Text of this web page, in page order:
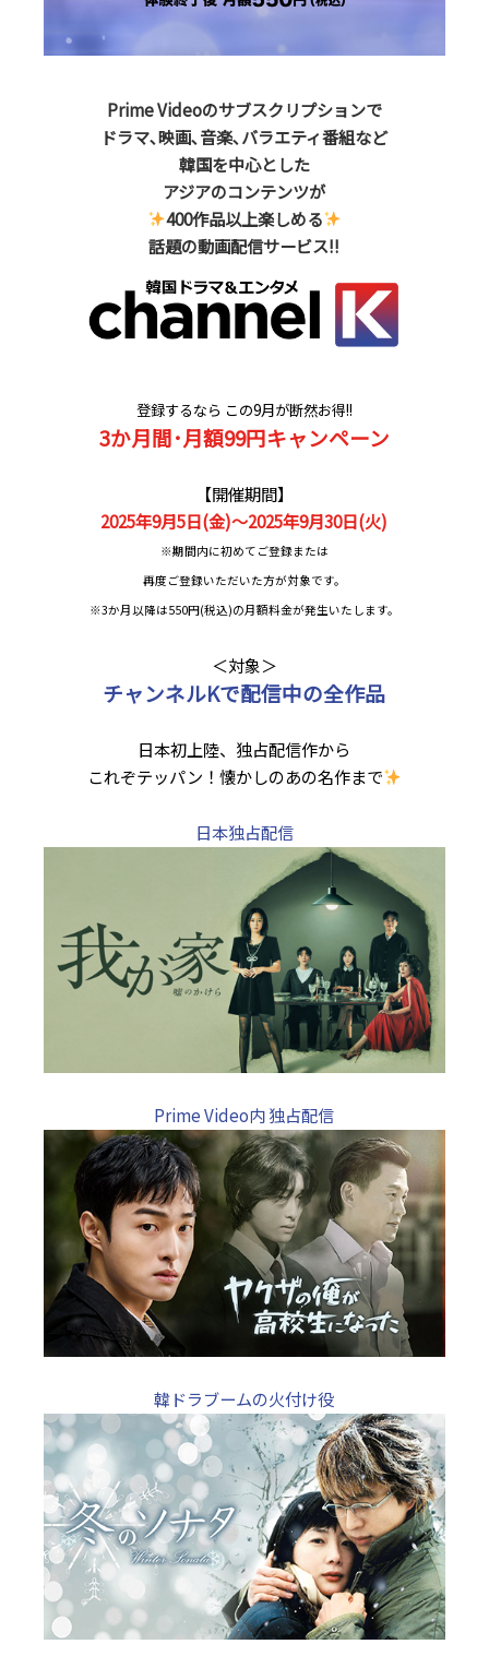
Prime Videoのサブスクリプションで
ドラマ､映画､音楽､バラエティ番組など
韓国を中心とした
アジアのコンテンツが
400作品以上楽しめる
話題の動画配信サービス!!
登録するなら この9月が断然お得!!
3か月間･月額99円キャンペーン
【開催期間】
2025年9月5日(金)～2025年9月30日(火)
※期間内に初めてご登録または
再度ご登録いただいた方が対象です。
※3か月以降は550円(税込)の月額料金が発生いたします。
＜対象＞
チャンネルKで配信中の全作品
日本初上陸、独占配信作から
これぞテッパン！懐かしのあの名作まで
日本独占配信
Prime Video内 独占配信
韓ドラブームの火付け役